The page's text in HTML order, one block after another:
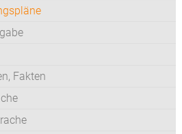
Fakten